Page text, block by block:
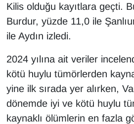
Kilis olduğu kayıtlara geçti.
Burdur, yüzde 11,0 ile
ile Aydın izledi.
2024 yılına ait veriler
kötü huylu tümörlerden
yine ilk sırada yer alırken,
dönemde iyi ve kötü huylu
kaynaklı ölümlerin en fazla
Vasıta
YAŞAM
YEREL